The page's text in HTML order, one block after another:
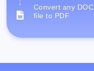
Convert any DOC
file to PDF